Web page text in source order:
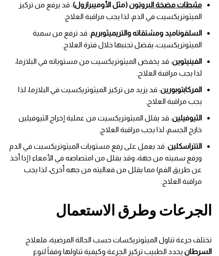
مثبطات مضخة البروتون(مثل الأوميبرازول): قد يرفع من تركيز
الميثوتريكسيت في الدم، لذا يجب مراقبة العلاج.
السلفوناميد ومشتقاته والتريميثوبريم: قد ترفع من سمية
الميثوتريكسيت، يفضل تجنبها خلال فترة العلاج.
الفينيتوين: قد يخفض الميثوتريكسيت من مستوياته في البلازما،
لذا يجب مراقبة العلاج.
المركابتوبورين: قد يزيد من تركيز الميثوتريكسيت في البلازما، لذا
يجب مراقبة العلاج.
الثيوفيلين: قد يقلل الميثوتريكسيت من عملية إخراج الثيوفيلين
خارج الجسم، لذا يجب مراقبة العلاج.
التتراسكلين: قد يعمل على رفع مستويات الميثوتريكسيت في الدم
ورفع سميته من جهة، وقد يقلل من امتصاصه في الأمعاء (إذا أخذ
عن طريق الفم) مما يقلل من فعاليته من جهه أخرى، لذا يجب
مراقبة العلاج.
الجرعات وطرق الاستعمال
تختلف جرعة تناول الميثوتريكسات حسب الحالة المرضية، فلعلاج
السرطان يحدد الطبيب تركيز الجرعة وكيفية تناولها وفقاً لنوع